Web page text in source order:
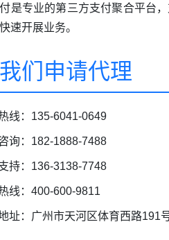
是专业的第三方支付聚合平台
速开展业务。
们申请代理
线：135-6041-0649
询：182-1888-7488
持：136-3138-7748
线：400-600-9811
址：广州市天河区体育西路191